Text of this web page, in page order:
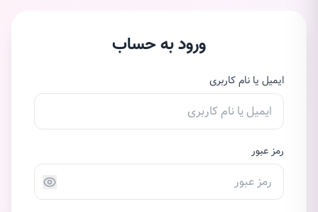
ورود به حساب
ایمیل یا نام کاربری
رمز عبور